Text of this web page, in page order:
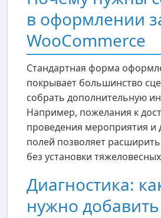
в оформлении
WooCommerce
Стандартная форма
покрывает большинство
собрать дополнительную
Например, пожелания к
проведения мероприятия и
полей позволяет
без установки
Диагностика:
нужно